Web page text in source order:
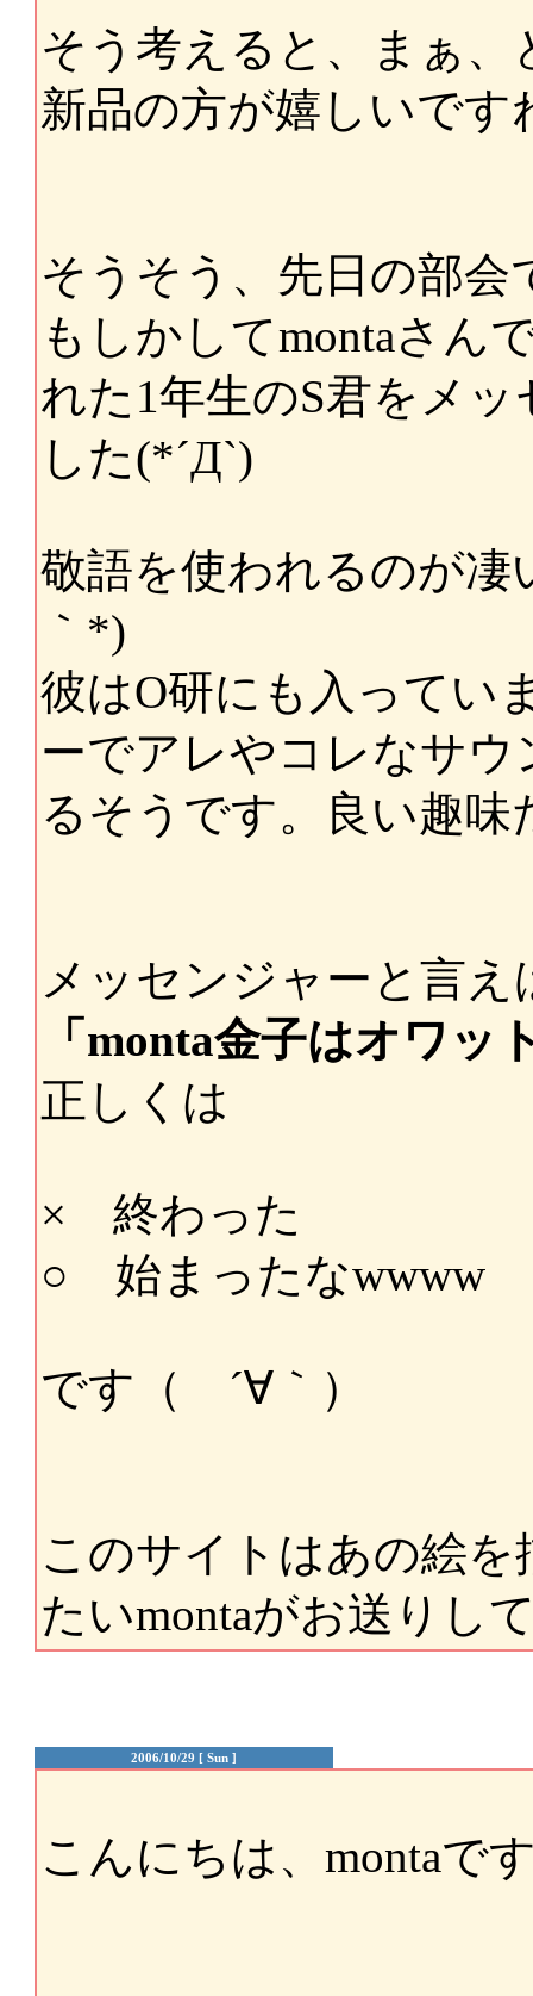
そう考えると、まぁ
新品の方が嬉しいです
そうそう、先日の部
もしかしてmontaさん
れた1年生のS君をメ
した(*´Д`)
敬語を使われるのが凄
｀*)
彼はO研にも入ってい
ーでアレやコレなサ
るそうです。良い趣味
メッセンジャーと言
「monta金子はオワッ
正しくは
× 終わった
○ 始まったなwwww
です（ ´∀｀）
このサイトはあの絵
たいmontaがお送りし
2006/10/29 [ Sun ]
こんにちは、montaで